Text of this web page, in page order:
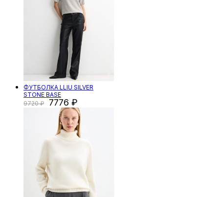
ФУТБОЛКА LLIU SILVER
STONE BASE
9720
7776